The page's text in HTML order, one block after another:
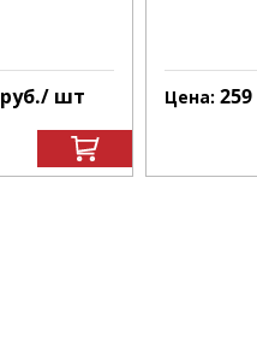
руб./ шт Цена: 259